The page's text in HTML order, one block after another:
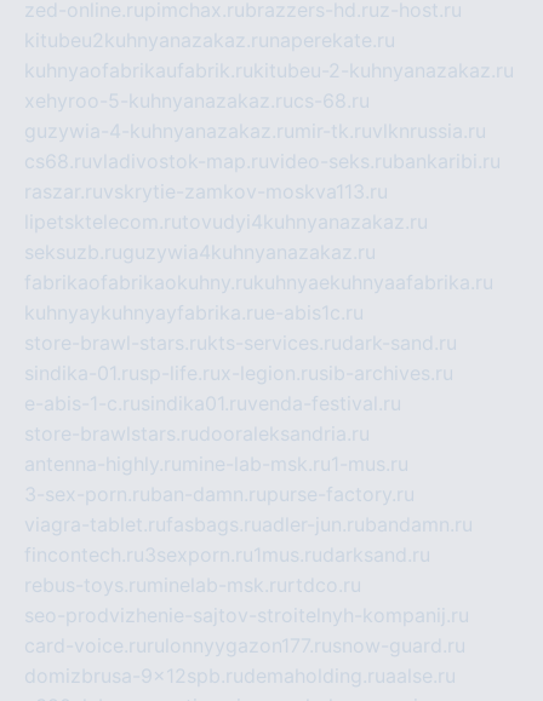
zed-online.rupimchax.rubrazzers-hd.ruz-host.ru
kitubeu2kuhnyanazakaz.ru naperekate.ru
kuhnyaofabrikaufabrik.rukitubeu-2-kuhnyanazakaz.ru
xehyroo-5-kuhnyanazakaz.rucs-68.ru
guzywia-4-kuhnyanazakaz.ru mir-tk.ruvlknrussia.ru
cs68.ruvladivostok-map.ruvideo-seks.rubankaribi.ru
raszar.ruvskrytie-zamkov-moskva113.ru
lipetsktelecom.rutovudyi4kuhnyanazakaz.ru
seksuzb.ruguzywia4kuhnyanazakaz.ru
fabrikaofabrikaokuhny.rukuhnyaekuhnyaafabrika.ru
kuhnyaykuhnyayfabrika.rue-abis1c.ru
store-brawl-stars.rukts-services.rudark-sand.ru
sindika-01.rusp-life.rux-legion.rusib-archives.ru
e-abis-1-c.rusindika01.ruvenda-festival.ru
store-brawlstars.rudooraleksandria.ru
antenna-highly.ru mine-lab-msk.ru1-mus.ru
3-sex-porn.ruban-damn.rupurse-factory.ru
viagra-tablet.rufasbags.ruadler-jun.rubandamn.ru
fincontech.ru3sexporn.ru1mus.rudarksand.ru
rebus-toys.ru minelab-msk.ru rtdco.ru
seo-prodvizhenie-sajtov-stroitelnyh-kompanij.ru
card-voice.ru rulonnyygazon177.rusnow-guard.ru
domizbrusa-9x12spb.rudemaholding.ruaalse.ru